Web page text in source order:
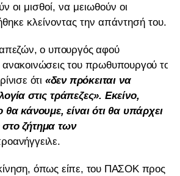
οι μισθοί, να μειωθούν οι
κλείνοντας την απάντησή του.
ο υπουργός αφού
του πρωθυπουργού το
ότι «δεν πρόκειται να
στις τράπεζες». Εκείνο,
κάνουμε, είναι ότι θα υπάρχει
ζήτημα των
όπως είπε, του ΠΑΣΟΚ προς